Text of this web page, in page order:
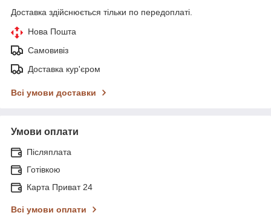
Доставка здійснюється тільки по передоплаті.
Нова Пошта
Самовивіз
Доставка кур'єром
Всі умови доставки
Умови оплати
Післяплата
Готівкою
Карта Приват 24
Всі умови оплати